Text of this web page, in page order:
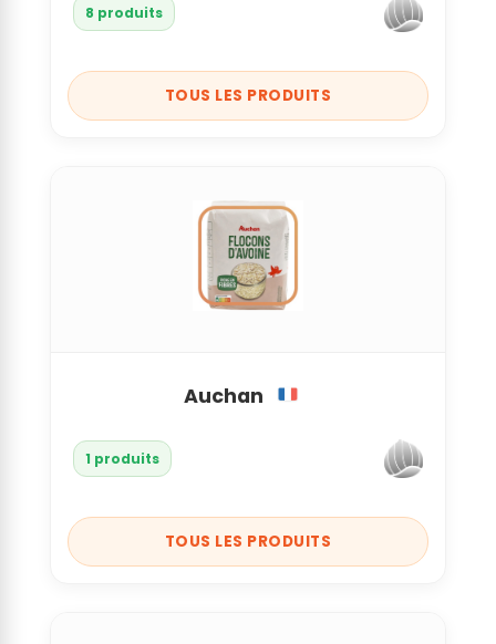
8 produits
TOUS LES PRODUITS
Auchan
1 produits
TOUS LES PRODUITS